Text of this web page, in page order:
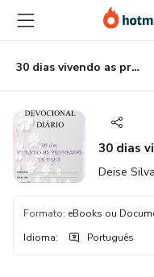
para
conteúdo
principal
para
pagamento
para
rodapé
30 dias vivendo as promessas de Deus.
30 dias
Deise Silva
Formato: eBooks ou
Idioma: Português